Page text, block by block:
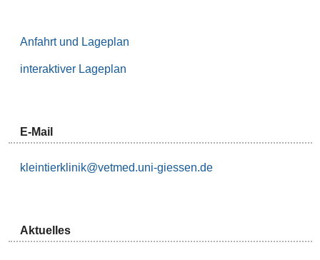
Anfahrt und Lageplan
interaktiver Lageplan
E-Mail
kleintierklinik@vetmed.uni-giessen.de
Aktuelles